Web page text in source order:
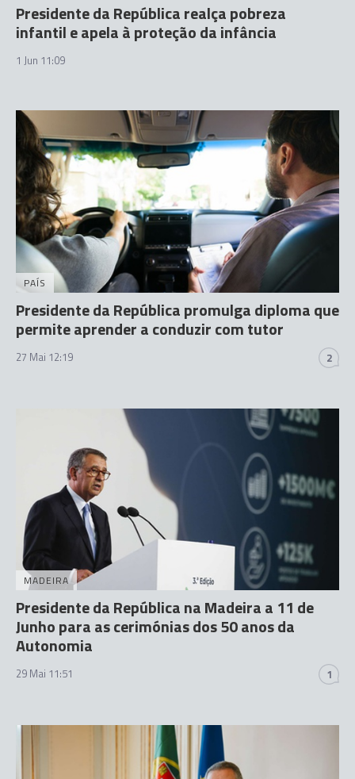
Presidente da República realça pobreza
infantil e apela à proteção da infância
1 Jun 11:09
PAÍS
Presidente da República promulga diploma que
permite aprender a conduzir com tutor
27 Mai 12:19 2
MADEIRA
Presidente da República na Madeira a 11 de
Junho para as cerimónias dos 50 anos da
Autonomia
29 Mai 11:51 1